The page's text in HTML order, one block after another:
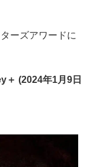
ーズアワードに
＋ (2024年1月9日